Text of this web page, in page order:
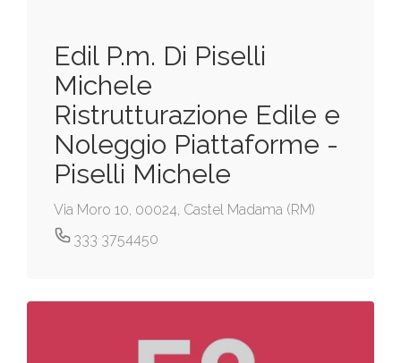
Edil P.m. Di Piselli
Michele
Ristrutturazione Edile e
Noleggio Piattaforme -
Piselli Michele
Via Moro 10, 00024, Castel Madama (RM)
333 3754450